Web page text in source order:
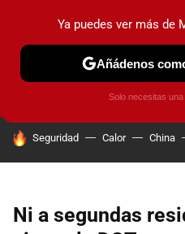
PRUEBAS COCHES
HOY SE HABLA DE
Seguridad Calor China
Ni a segundas
Ya puedes ver más de
Añádenos
Solo necesitas